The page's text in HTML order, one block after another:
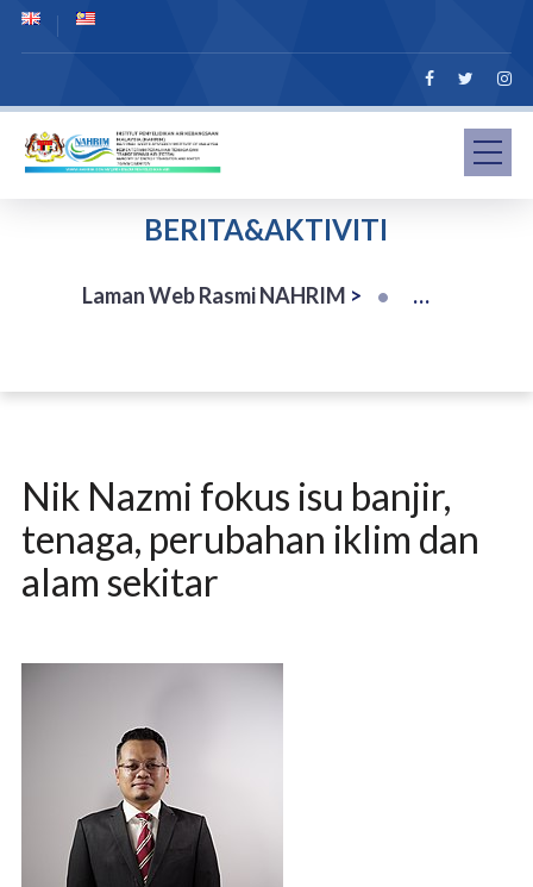
BERITA&AKTIVITI
Laman Web Rasmi NAHRIM >
Nik Nazmi fokus isu banjir,
tenaga, perubahan iklim dan
alam sekitar